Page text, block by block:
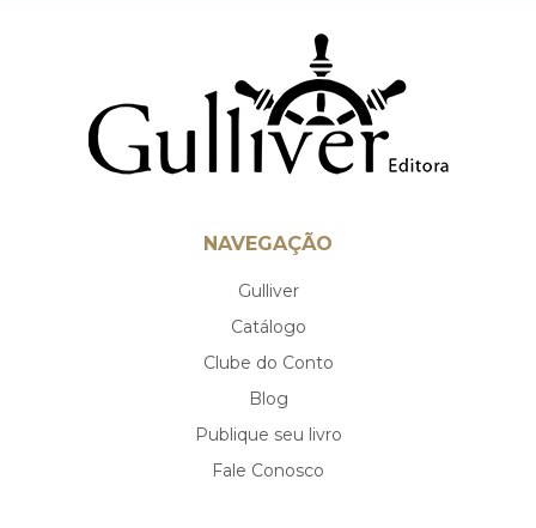
NAVEGAÇÃO
Gulliver
Catálogo
Clube do Conto
Blog
Publique seu livro
Fale Conosco